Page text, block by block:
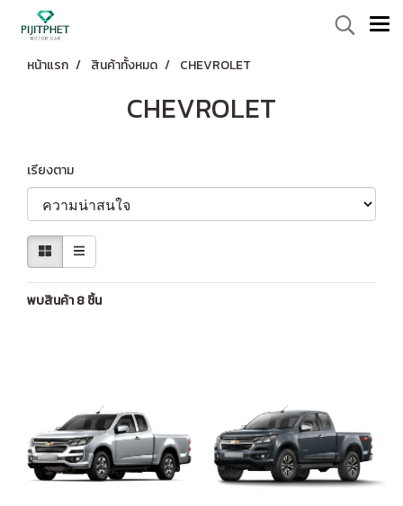
หน้าแรก สินค้าทั้งหมด CHEVROLET
CHEVROLET
เรียงตาม
พบสินค้า 8 ชิ้น